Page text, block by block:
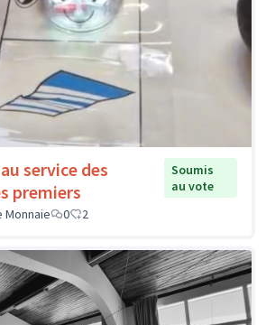
service des
premiers
Soumis
au vote
Monnaie
0 2